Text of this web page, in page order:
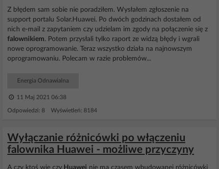
Z błędem sam sobie nie poradziłem. Wysłałem zgłoszenie na
support portalu Solar.Huawei. Po dwóch godzinach dostałem od
nich e-mail z zapytaniem czy udzielam im zgody na połączenie się z
falownikiem. Potem przysłali tylko raport ze widzą błędy i wgrali
nowe oprogramowanie. Teraz wszystko działa na najnowszym
oprogramowaniu. Polecam w razie problemów...
Energia Odnawialna
11 Maj 2021 06:38
Odpowiedzi: 8 Wyświetleń: 8184
Wyłączanie różnicówki po włączeniu
falownika Huawei - możliwe przyczyny
A czy ktoś wie czy Huawei nie ma czasem wbudowanej różnicówki